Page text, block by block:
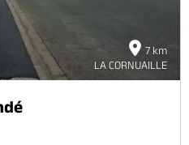
7 km
LA CORNUAILLE